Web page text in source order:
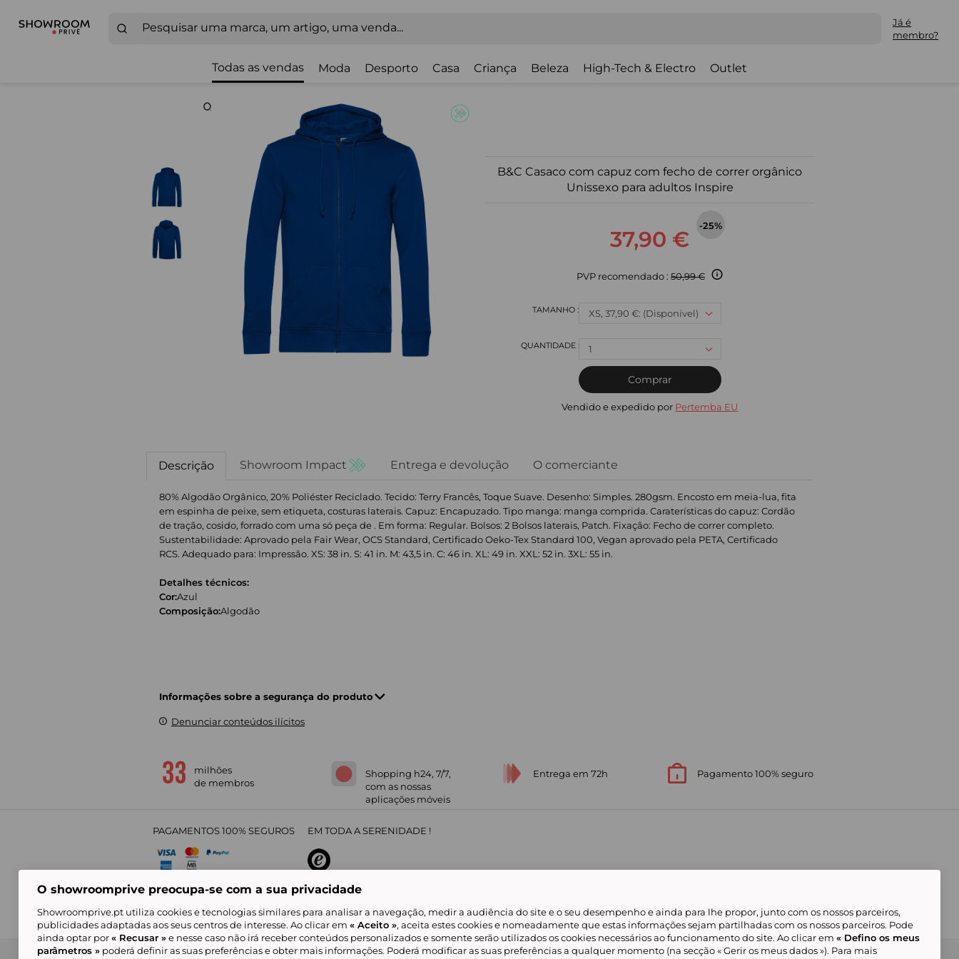
Já é
membro?
Todas as vendas Moda Desporto Casa Criança Beleza High-Tech & Electro Outlet
B&C Casaco com capuz com fecho de correr orgânico
Unissexo para adultos Inspire
37,90 €
-25%
PVP recomendado : 50,99 €
XS, 37,90 €: (Disponível)
1
Comprar
Vendido e expedido por Pertemba EU
Descrição Showroom Impact Entrega e devolução O comerciante
80% Algodão Orgânico, 20% Poliéster Reciclado. Tecido: Terry Francês, Toque Suave. Desenho: Simples. 280gsm. Encosto em meia-lua, fita
em espinha de peixe, sem etiqueta, costuras laterais. Capuz: Encapuzado. Tipo manga: manga comprida. Caraterísticas do capuz: Cordão
de tração, cosido, forrado com uma só peça de . Em forma: Regular. Bolsos: 2 Bolsos laterais, Patch. Fixação: Fecho de correr completo.
Sustentabilidade: Aprovado pela Fair Wear, OCS Standard, Certificado Oeko-Tex Standard 100, Vegan aprovado pela PETA, Certificado
RCS. Adequado para: Impressão. XS: 38 in. S: 41 in. M: 43,5 in. C: 46 in. XL: 49 in. XXL: 52 in. 3XL: 55 in.
Detalhes técnicos:
Cor:Azul
Composição:Algodão
Informações sobre a segurança do produto
Denunciar conteúdos ilícitos
milhões
de membros
Shopping h24, 7/7,
com as nossas
aplicações móveis
Entrega em 72h Pagamento 100% seguro
PAGAMENTOS 100% SEGUROS EM TODA A SERENIDADE !
4,31/5 sobre
Condições Gerais de Venda Política de Confidencialidade Livro de Reclamações Showroomprive group Ajuda e Contacto Gerir os meus cookies
Condições Gerais
O showroomprive preocupa-se com a sua privacidade
Showroomprive.pt utiliza cookies e tecnologias similares para analisar a navegação, medir a audiência do site e o seu desempenho e ainda para lhe propor, junto com os nossos parceiros,
publicidades adaptadas aos seus centros de interesse. Ao clicar em « Aceito », aceita estes cookies e nomeadamente que estas informações sejam partilhadas com os nossos parceiros. Pode
ainda optar por« Recusar »e nesse caso não irá receber conteúdos personalizados e somente serão utilizados os cookies necessários ao funcionamento do site. Ao clicar em « Defino os meus
parâmetros » poderá definir as suas preferências e obter mais informações. Poderá modificar as suas preferências a qualquer momento (na secção « Gerir os meus dados »). Para mais